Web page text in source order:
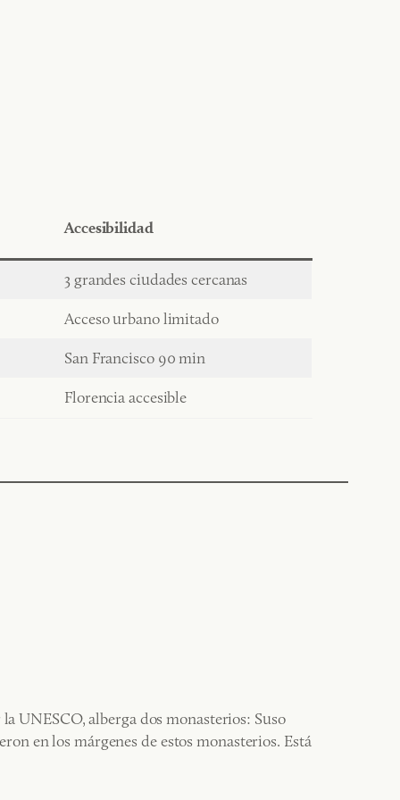
Accesibilidad
3 grandes ciudades cercanas
Acceso urbano limitado
San Francisco 90 min
Florencia accesible
UNESCO, alberga dos monasterios: Suso
en los márgenes de estos monasterios. Está